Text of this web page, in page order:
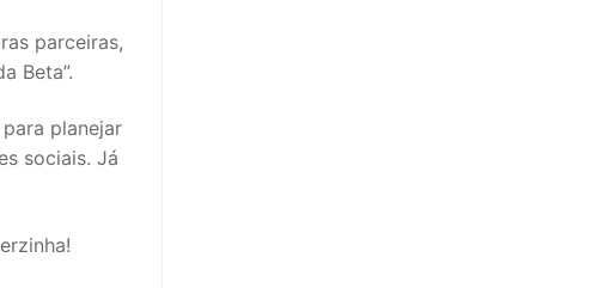
parceiras,
Beta”.
planejar
sociais. Já